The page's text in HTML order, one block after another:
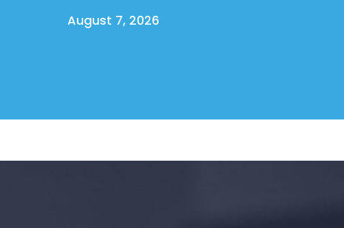
August 7, 2026